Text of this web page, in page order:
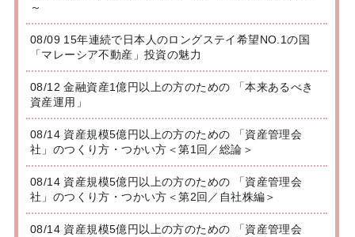
～
08/09 15年連続で日本人のロングステイ希望NO.1の国
「マレーシア不動産」投資の魅力
08/12 金融資産1億円以上の方のための 「本来あるべき
資産運用」
08/14 資産規模5億円以上の方のための 「資産管理会
社」のつくり方・つかい方＜第1回／総論＞
08/14 資産規模5億円以上の方のための 「資産管理会
社」のつくり方・つかい方＜第2回／自社株編＞
08/14 資産規模5億円以上の方のための 「資産管理会